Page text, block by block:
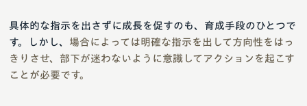
具体的な指示を出さずに成長を促すのも、育成手段のひとつで
す。しかし、 場合によっては明確な指示を出して方向性をはっ
きりさせ、部下が迷わないように意識してアクションを起こす
ことが必要です。